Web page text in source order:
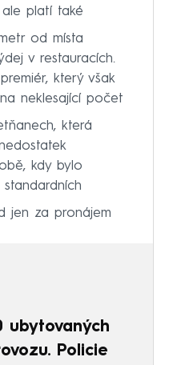
platí také
od místa
v restauracích.
který však
neklesající počet
která
kdy bylo
jen za pronájem
ubytovaných
Policie